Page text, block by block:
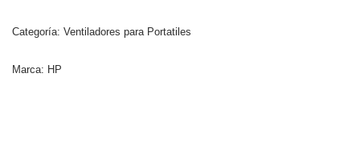
Categoría: Ventiladores para Portatiles
Marca: HP